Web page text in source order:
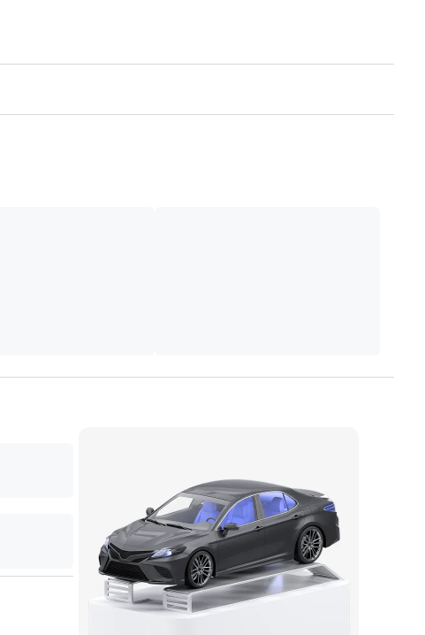
Ваш платеж: -